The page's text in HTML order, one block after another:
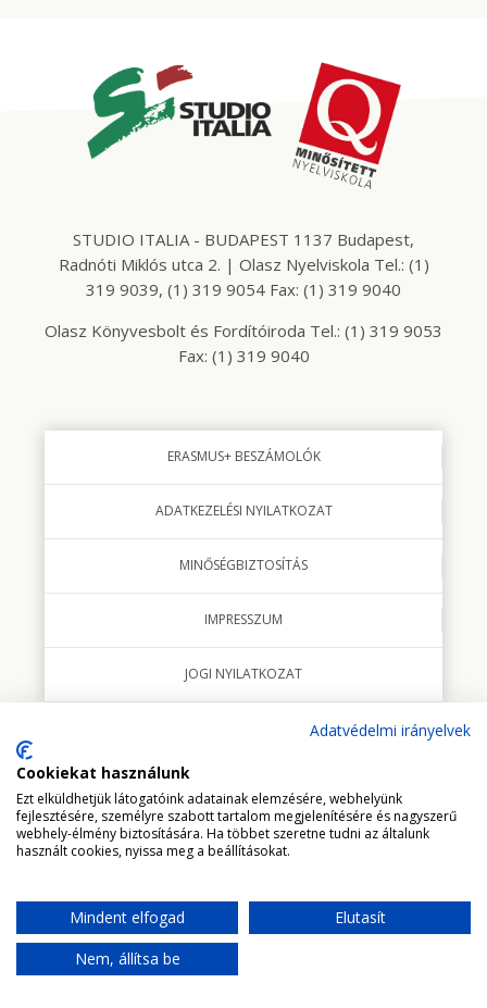
STUDIO ITALIA - BUDAPEST 1137 Budapest,
Radnóti Miklós utca 2. | Olasz Nyelviskola Tel.: (1)
319 9039, (1) 319 9054 Fax: (1) 319 9040
Olasz Könyvesbolt és Fordítóiroda Tel.: (1) 319 9053
Fax: (1) 319 9040
ERASMUS+ BESZÁMOLÓK
ADATKEZELÉSI NYILATKOZAT
MINŐSÉGBIZTOSÍTÁS
IMPRESSZUM
JOGI NYILATKOZAT
© 2018 minden jog fenntartva Studio Italia Kft.
UGRÁS AZ OLDAL TETEJÉRE
Adatvédelmi irányelvek
Cookiekat használunk
Ezt elküldhetjük látogatóink adatainak elemzésére, webhelyünk
fejlesztésére, személyre szabott tartalom megjelenítésére és nagyszerű
webhely-élmény biztosítására. Ha többet szeretne tudni az általunk
használt cookies, nyissa meg a beállításokat.
Mindent elfogad
Elutasít
Nem, állítsa be